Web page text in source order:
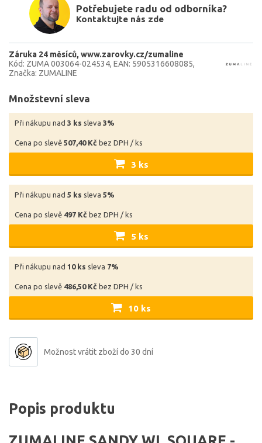
Potřebujete radu od odborníka?
Kontaktujte nás zde
Záruka 24 měsíců www.zarovky.cz/zumaline
Kód: ZUMA 003064-024534 EAN: 5905316608085
Značka: ZUMALINE
Množstevní sleva
Při nákupu nad 3 ks sleva 3%
Cena po slevě 507,40 Kč bez DPH / ks
3 ks
Při nákupu nad 5 ks sleva 5%
Cena po slevě 497 Kč bez DPH / ks
5 ks
Při nákupu nad 10 ks sleva 7%
Cena po slevě 486,50 Kč bez DPH / ks
10 ks
Možnost vrátit zboží do 30 dní
Popis produktu